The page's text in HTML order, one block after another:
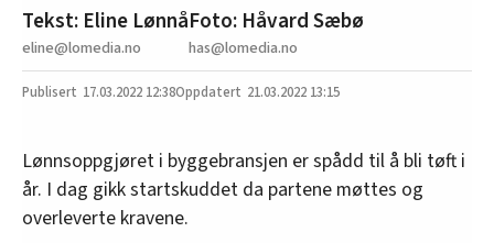
Tekst: Eline Lønnå
eline@lomedia.no
Foto: Håvard Sæbø
has@lomedia.no
17.03.2022 12:38 21.03.2022 13:15
Lønnsoppgjøret i byggebransjen er spådd til å bli tøft i
år. I dag gikk startskuddet da partene møttes og
overleverte kravene.